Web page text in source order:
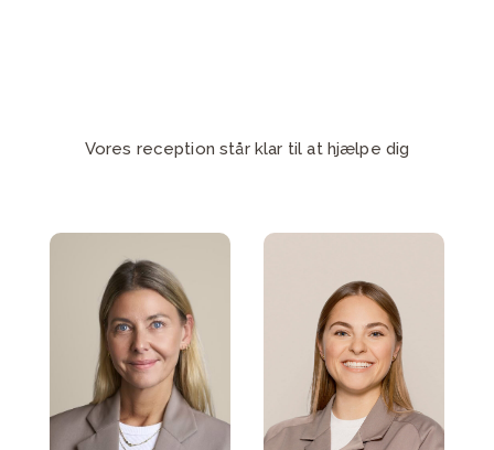
Vores reception står klar til at hjælpe dig
Skriv til Stine
Andersen
Send mail
Skriv til Maja
Vestdam
Send mail